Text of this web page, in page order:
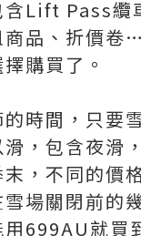
含Lift Pass纜
品、折價卷
購買了。
時間，只要
，包含夜滑
，不同的價
場關閉前的
699AU就買